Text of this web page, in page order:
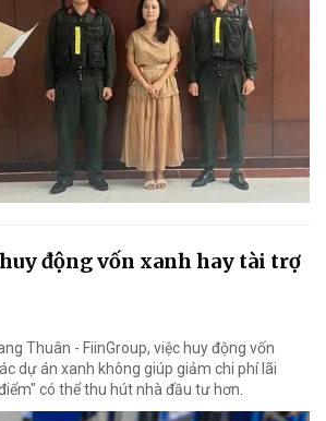
động vốn xanh hay tài trợ
Thuân - FiinGroup, việc huy động vốn
dự án xanh không giúp giảm chi phí lãi
có thể thu hút nhà đầu tư hơn.